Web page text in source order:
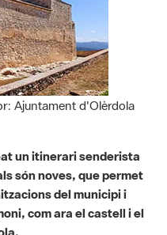
Ajuntament d'Olèrdola
un itinerari senderista
són noves, que permet
del municipi i
com ara el castell i el
etapes, es poden consultar
i seguir a Wikiloc. Inclouen